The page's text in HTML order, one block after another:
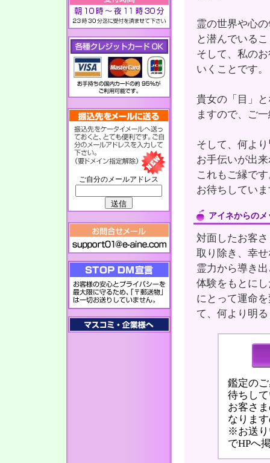
ご自分のメールアドレス
霊の世界や心
と潜んでいる
そして、私の
いくことです。
貴女の「目」
ますので、ご
そして、何よ
お手伝いが出
これもご縁で
お待ちしてい
アイネからのメ
対面したお客
取り除き、幸
霊力から導き
体験をもとに
にとって運命
て、何より明
鑑定の
待ちし
お客さ
なりま
※お送り
でHPへ